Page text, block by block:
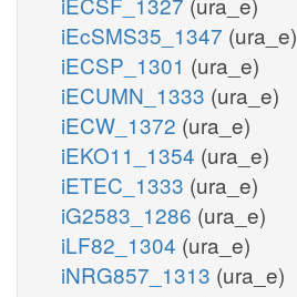
iEcSMS35_1347 (ura_e)
iECSP_1301 (ura_e)
iECUMN_1333 (ura_e)
iECW_1372 (ura_e)
iEKO11_1354 (ura_e)
iETEC_1333 (ura_e)
iG2583_1286 (ura_e)
iLF82_1304 (ura_e)
iNRG857_1313 (ura_e)